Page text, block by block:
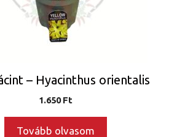
– Hyacinthus orientalis
1.650Ft
Tovább olvasom